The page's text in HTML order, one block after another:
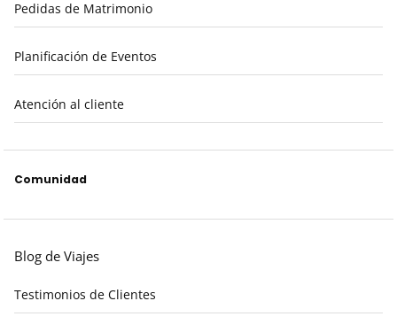
Pedidas de Matrimonio
Planificación de Eventos
Atención al cliente
Comunidad
Blog de Viajes
Testimonios de Clientes